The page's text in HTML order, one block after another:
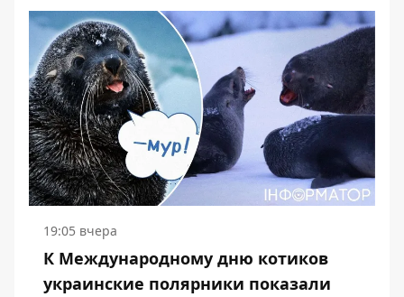
19:05 вчера
К Международному дню котиков
украинские полярники показали